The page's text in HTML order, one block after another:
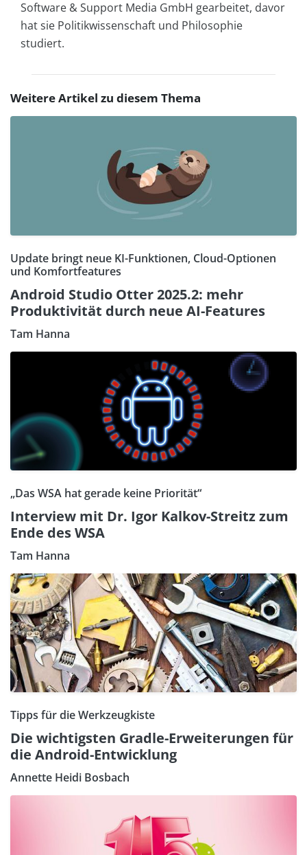
Software & Support Media GmbH gearbeitet, davor
hat sie Politikwissenschaft und Philosophie
studiert.
Weitere Artikel zu diesem Thema
Update bringt neue KI-Funktionen, Cloud-Optionen
und Komfortfeatures
Android Studio Otter 2025.2: mehr
Produktivität durch neue AI-Features
Tam Hanna
„Das WSA hat gerade keine Priorität“
Interview mit Dr. Igor Kalkov-Streitz zum
Ende des WSA
Tam Hanna
Tipps für die Werkzeugkiste
Die wichtigsten Gradle-Erweiterungen für
die Android-Entwicklung
Annette Heidi Bosbach